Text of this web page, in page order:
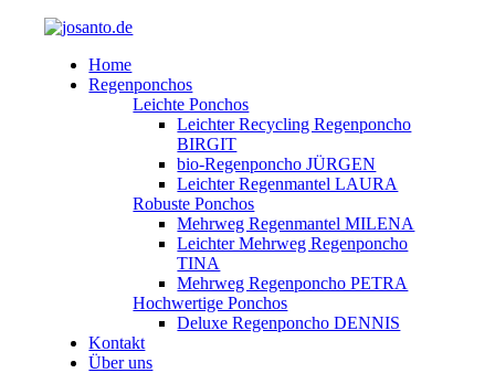
Home
Regenponchos
Leichte Ponchos
Leichter Recycling Regenponcho
BIRGIT
bio-Regenponcho JÜRGEN
Leichter Regenmantel LAURA
Robuste Ponchos
Mehrweg Regenmantel MILENA
Leichter Mehrweg Regenponcho
TINA
Mehrweg Regenponcho PETRA
Hochwertige Ponchos
Deluxe Regenponcho DENNIS
Kontakt
Über uns